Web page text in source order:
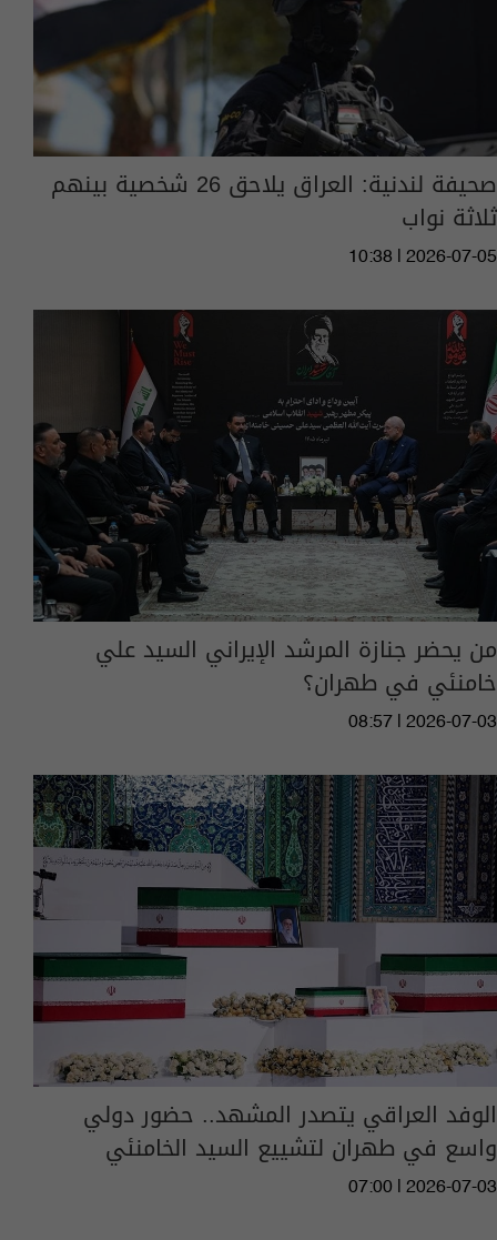
صحيفة لندنية: العراق يلاحق 26 شخصية بينهم
ثلاثة نواب
10:38 | 2026-07-05
من يحضر جنازة المرشد الإيراني السيد علي
خامنئي في طهران؟
08:57 | 2026-07-03
الوفد العراقي يتصدر المشهد.. حضور دولي
واسع في طهران لتشييع السيد الخامنئي
07:00 | 2026-07-03